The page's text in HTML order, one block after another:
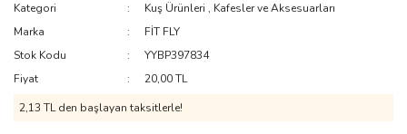
Kategori Kuş Ürünleri , Kafesler ve Aksesuarları
Marka
FİT FLY
Stok Kodu
YYBP397834
Fiyat
20,00 TL
2,13 TL den başlayan taksitlerle!